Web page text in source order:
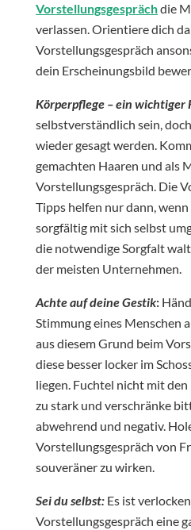
Vorstellungsgesprächdie
verlassen. Orientiere dich
Vorstellungsgespräch
dein Erscheinungsbild
Körperpflege – ein wichtiger
selbstverständlich sein,
wieder gesagt werden.
gemachten Haaren und als
Vorstellungsgespräch. Die
Tipps helfen nur dann,
sorgfältig mit sich selbst
die notwendige Sorgfalt
der meisten Unternehmen.
Achte auf deine Gestik:
Stimmung eines Menschen
aus diesem Grund beim
diese besser locker im
liegen. Fuchtel nicht mit
zu stark und verschränke
abwehrend und negativ.
Vorstellungsgespräch von
souveräner zu wirken.
Sei du selbst: Es ist
Vorstellungsgespräch eine